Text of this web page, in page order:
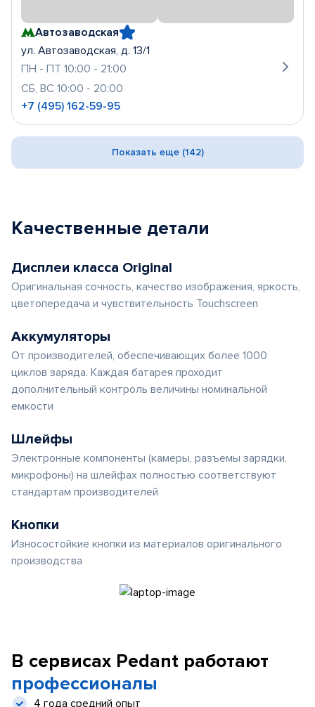
Автозаводская
ул. Автозаводская, д. 13/1
ПН - ПТ 10:00 - 21:00
СБ, ВС 10:00 - 20:00
+7 (495) 162-59-95
Показать еще (142)
Качественные детали
Дисплеи класса Original
Оригинальная сочность, качество изображения, яркость,
цветопередача и чувствительность Touchscreen
Аккумуляторы
От производителей, обеспечивающих более 1000
циклов заряда. Каждая батарея проходит
дополнительный контроль величины номинальной
емкости
Шлейфы
Электронные компоненты (камеры, разъемы зарядки,
микрофоны) на шлейфах полностью соответствуют
стандартам производителей
Кнопки
Износостойкие кнопки из материалов оригинального
производства
В сервисах Pedant работают
профессионалы
4 года средний опыт